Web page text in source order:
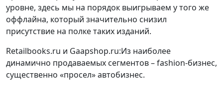
уровне, здесь мы на порядок выигрываем у того же
оффлайна, который значительно снизил
присутствие на полке таких изданий.
Retailbooks.ru и Gaapshop.ru:Из наиболее
динамично продаваемых сегментов – fashion-бизнес,
существенно «просел» автобизнес.